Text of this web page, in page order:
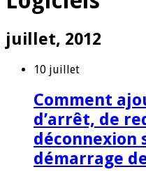
juillet, 2012
10 juillet
Comment
d’arrêt, de
déconnexion
démarrage